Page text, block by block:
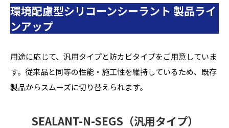
環境配慮型シリコーンシーラント 製品ライ
ンアップ
用途に応じて、汎用タイプと防カビタイプをご用意していま
す。従来品と同等の性能・施工性を維持しているため、既存
製品からスムーズに切り替えられます。
SEALANT-N-SEGS（汎用タイプ）